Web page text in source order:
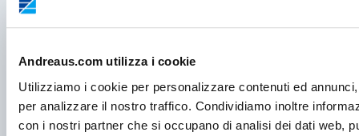
Andreaus.com utilizza i cookie
Utilizziamo i cookie per personalizzare contenuti ed
per analizzare il nostro traffico. Condividiamo inoltre
con i nostri partner che si occupano di analisi dei dati web,